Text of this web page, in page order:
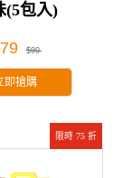
(5包入)
$99
即搶購
限時 75 折